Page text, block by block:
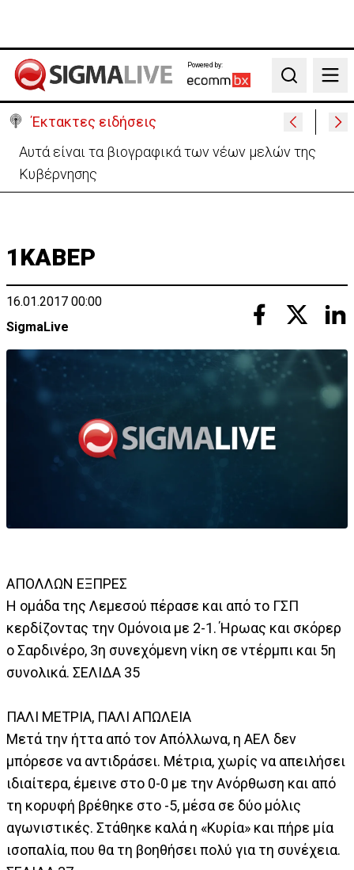
Powered by:
Search
Έκτακτες ειδήσεις
Χειροπέδες σε 37χρονο-Παρίστανε τον εισαγωγέα
αυτοκινήτων και άρπαξε €827,400
1ΚΑΒΕΡ
16.01.2017 00:00
SigmaLive
ΑΠΟΛΛΩΝ ΕΞΠΡΕΣ
Η ομάδα της Λεμεσού πέρασε και από το ΓΣΠ
κερδίζοντας την Ομόνοια με 2-1. Ήρωας και σκόρερ
ο Σαρδινέρο, 3η συνεχόμενη νίκη σε ντέρμπι και 5η
συνολικά. ΣΕΛΙΔΑ 35
ΠΑΛΙ ΜΕΤΡΙΑ, ΠΑΛΙ ΑΠΩΛΕΙΑ
Μετά την ήττα από τον Απόλλωνα, η ΑΕΛ δεν
μπόρεσε να αντιδράσει. Μέτρια, χωρίς να απειλήσει
ιδιαίτερα, έμεινε στο 0-0 με την Ανόρθωση και από
τη κορυφή βρέθηκε στο -5, μέσα σε δύο μόλις
αγωνιστικές. Στάθηκε καλά η «Κυρία» και πήρε μία
ισοπαλία, που θα τη βοηθήσει πολύ για τη συνέχεια.